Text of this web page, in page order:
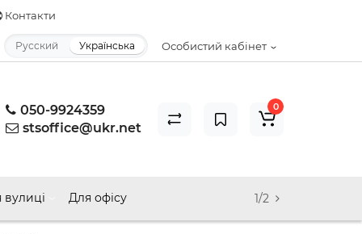
Контакти
Особистий кабінет
Русский Українська
050-9924359
stsoffice@ukr.net
0
вулиці Для офісу 1/2